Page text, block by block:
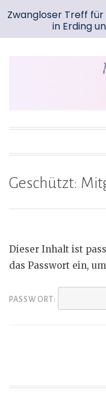
Mamma-
Geschützt:
Dieser Inhalt ist
das Passwort ein,
PASSWORT:
Zwangloser Treff
in Erding